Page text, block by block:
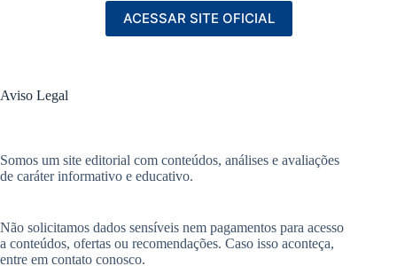
ACESSAR SITE OFICIAL
Aviso Legal
Somos um site editorial com conteúdos, análises e avaliações
de caráter informativo e educativo.
Não solicitamos dados sensíveis nem pagamentos para acesso
a conteúdos, ofertas ou recomendações. Caso isso aconteça,
entre em contato conosco.